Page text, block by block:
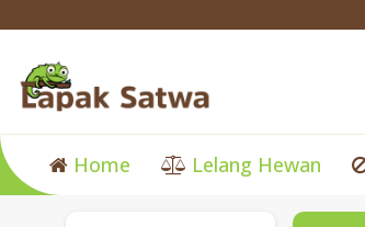
Home Lelang Hewan